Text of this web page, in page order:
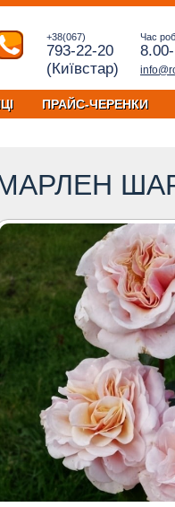
+38(067)
793-22-20
(Київстар)
Час
ПРАЙС-ЧЕРЕНКИ